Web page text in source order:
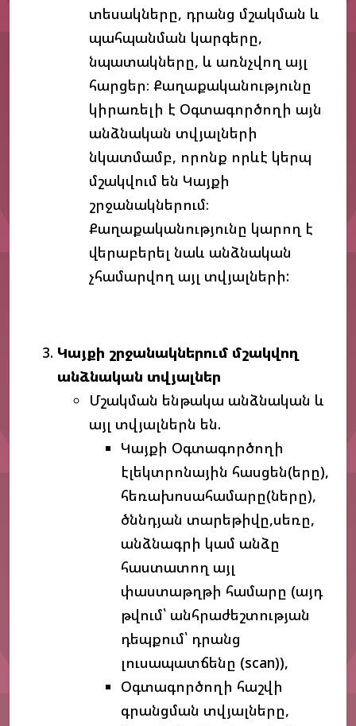
տեսակները, դրանց մշակման և
պահպանման կարգերը,
նպատակները, և առնչվող այլ
հարցեր։ Քաղաքականությունը
կիրառելի է Օգտագործողի այն
անձնական տվյալների
նկատմամբ, որոնք որևէ կերպ
մշակվում են Կայքի
շրջանակներում։
Քաղաքականությունը կարող է
վերաբերել նաև անձնական
չհամարվող այլ տվյալների:
Կայքի շրջանակներում մշակվող
անձնական տվյալներ
Մշակման ենթակա անձնական և
այլ տվյալներն են.
Կայքի Օգտագործողի
էլեկտրոնային հասցեն(երը),
հեռախոսահամարը(ները),
ծննդյան տարեթիվը,սեռը,
անձնագրի կամ անձը
հաստատող այլ
փաստաթղթի համարը (այդ
թվում՝ անհրաժեշտության
դեպքում՝ դրանց
լուսապատճենը (scan)),
Օգտագործողի հաշվի
գրանցման տվյալները,